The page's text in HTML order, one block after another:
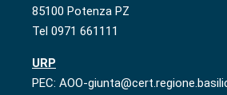
85100 Potenza PZ
Tel 0971 661111
URP
PEC: AOO-